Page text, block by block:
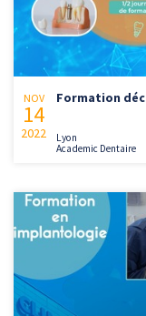
NOV
14
2022
Formation
Lyon
Academic Dentaire